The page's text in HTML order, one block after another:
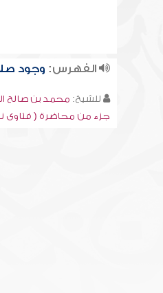
الفهرس: وجود
للشيخ: محمد بن صالح
جزء من محاضرة ( فتاوى نور